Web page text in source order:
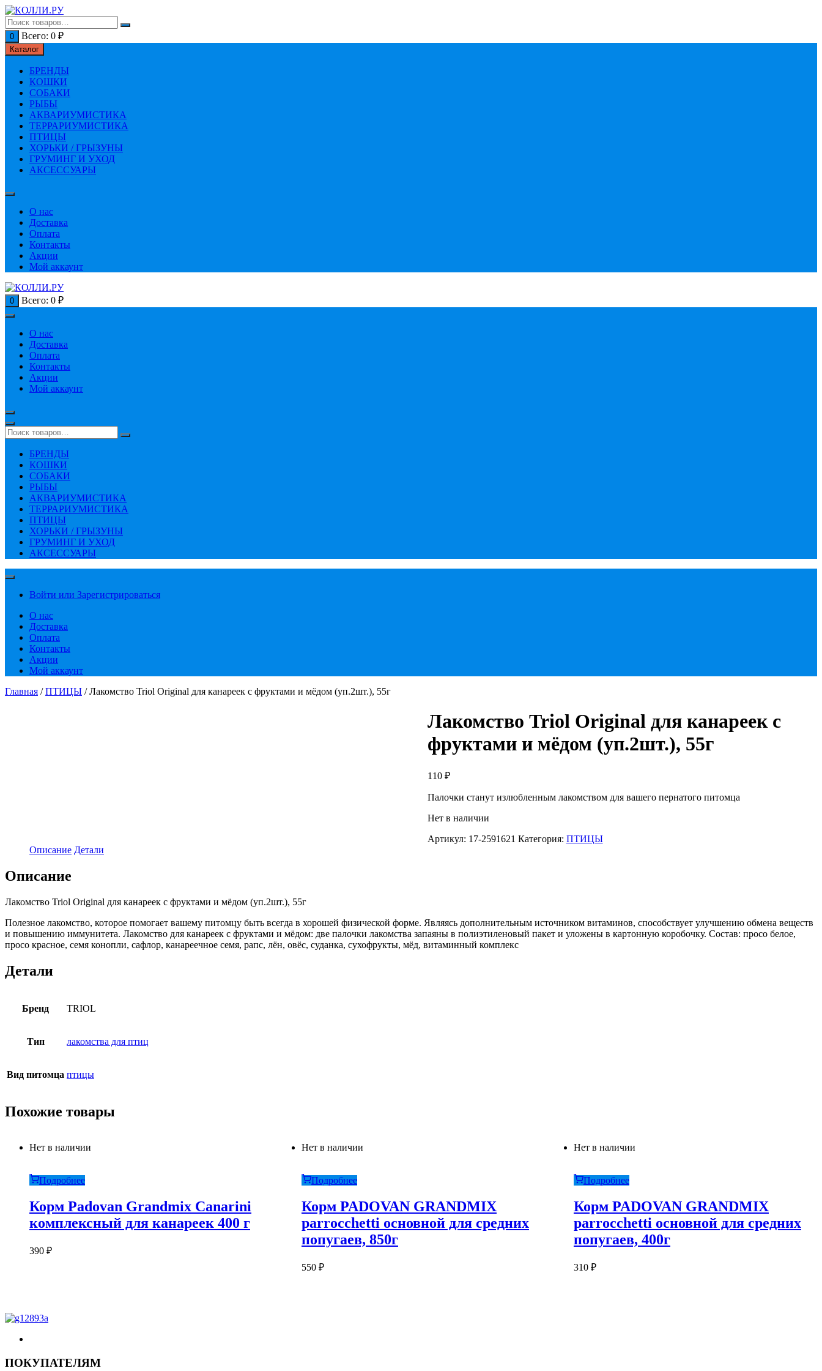
Перейти
к
содержимому
0 Всего: 0 ₽
Каталог
БРЕНДЫ
КОШКИ
СОБАКИ
РЫБЫ
АКВАРИУМИСТИКА
ТЕРРАРИУМИСТИКА
ПТИЦЫ
ХОРЬКИ / ГРЫЗУНЫ
ГРУМИНГ И УХОД
АКСЕССУАРЫ
О нас
Доставка
Оплата
Контакты
Акции
Мой аккаунт
0 Всего: 0 ₽
О нас
Доставка
Оплата
Контакты
Акции
Мой аккаунт
БРЕНДЫ
КОШКИ
СОБАКИ
РЫБЫ
АКВАРИУМИСТИКА
ТЕРРАРИУМИСТИКА
ПТИЦЫ
ХОРЬКИ / ГРЫЗУНЫ
ГРУМИНГ И УХОД
АКСЕССУАРЫ
Войти или Зарегистрироваться
О нас
Доставка
Оплата
Контакты
Акции
Мой аккаунт
Главная /ПТИЦЫ / Лакомство Triol Original для канареек с фруктами и мёдом (уп.2шт.), 55г
Лакомство Triol Original для канареек с
фруктами и мёдом (уп.2шт.), 55г
110 ₽
Палочки станут излюбленным лакомством для вашего пернатого питомца
Нет в наличии
Артикул: 17-2591621 Категория: ПТИЦЫ
Описание Детали
Описание
Лакомство Triol Original для канареек с фруктами и мёдом (уп.2шт.), 55г
Полезное лакомство, которое помогает вашему питомцу быть всегда в хорошей физической форме. Являясь дополнительным источником витаминов, способствует улучшению обмена веществ
и повышению иммунитета. Лакомство для канареек с фруктами и мёдом: две палочки лакомства запаяны в полиэтиленовый пакет и уложены в картонную коробочку. Состав: просо белое,
просо красное, семя конопли, сафлор, канареечное семя, рапс, лён, овёс, суданка, сухофрукты, мёд, витаминный комплекс
Детали
Бренд TRIOL
Тип лакомства для птиц
Вид питомца птицы
Похожие товары
Нет в наличии
Подробнее
Корм Padovan Grandmix Canarini
комплексный для канареек 400 г
390 ₽
Нет в наличии
Подробнее
Корм PADOVAN GRANDMIX
parroсchetti основной для средних
попугаев, 850г
550 ₽
Нет в наличии
Подробнее
Корм PADOVAN GRANDMIX
parrocchetti основной для средних
попугаев, 400г
310 ₽
ПОКУПАТЕЛЯМ